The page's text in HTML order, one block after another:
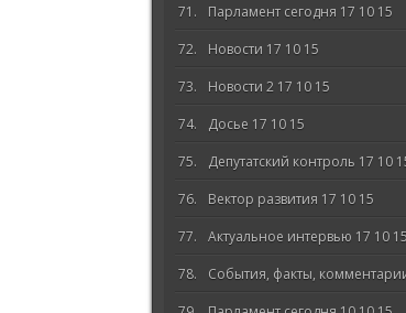
Парламент сегодня 17 10 15
Новости 17 10 15
Новости 2 17 10 15
Досье 17 10 15
Депутатский контроль 17 10
Вектор развития 17 10 15
Актуальное интервью 17 10 15
События, факты,